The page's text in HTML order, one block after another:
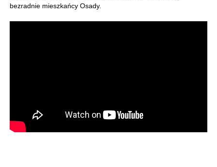
bezradnie mieszkańcy Osady.